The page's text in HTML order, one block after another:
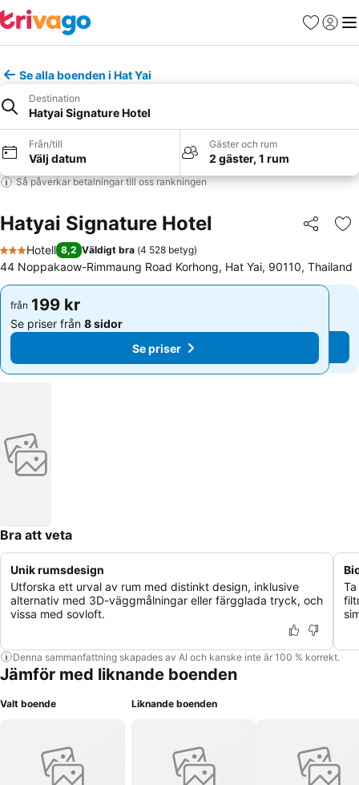
Favoriter
Logga
Se alla boenden i Hat Yai
Destination
Hatyai Signature Hotel
Från/till
Välj datum
Gäster och rum
2 gäster, 1 rum
Så påverkar betalningar till oss rankningen
Hatyai Signature Hotel Dela
3 Stjärnor
Hotell 8,2 Väldigt bra (4 528 betyg)
44 Noppakaow-Rimmaung Road Korhong, Hat Yai, 90110, Thailand
från 199 kr
Se priser från 8 sidor
Se priser
från 199 kr
Se priser från 8 sidor
Se priser
Bra att veta
Unik rumsdesign
Utforska ett urval av rum med distinkt design, inklusive
alternativ med 3D-väggmålningar eller färgglada tryck, och
vissa med sovloft.
Denna sammanfattning skapades av AI och kanske inte är 100 % korrekt.
Jämför med liknande boenden
Valt boende Liknande boenden